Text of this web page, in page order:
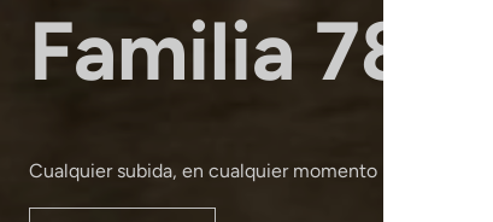
Familia 785
Cualquier subida, en cualquier momento